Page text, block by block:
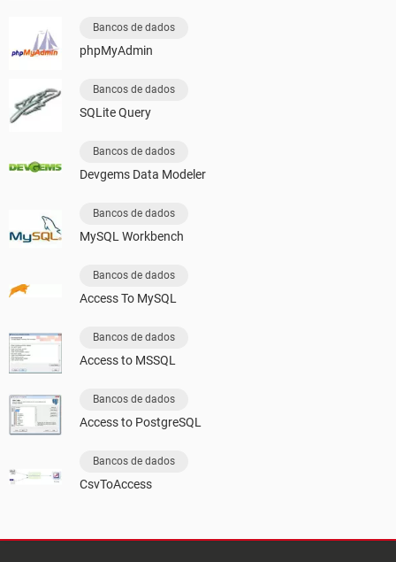
Bancos de dados
phpMyAdmin
Bancos de dados
SQLite Query
Bancos de dados
Devgems Data Modeler
Bancos de dados
MySQL Workbench
Bancos de dados
Access To MySQL
Bancos de dados
Access to MSSQL
Bancos de dados
Access to PostgreSQL
Bancos de dados
CsvToAccess